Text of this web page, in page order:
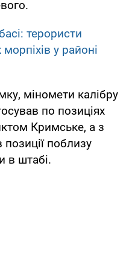
терористи
у районі
міномети калібру
по позиціях
Кримське, а з
позиції поблизу
в штабі.